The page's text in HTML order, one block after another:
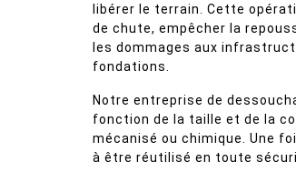
libérer le terrain. Cette
de chute, empêcher la
les dommages aux
fondations.
Notre entreprise de
fonction de la taille et de la
mécanisé ou chimique. Une
à être réutilisé en toute